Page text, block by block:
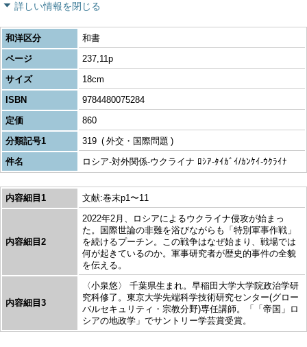
詳しい情報を閉じる
和洋区分
和書
ページ
237,11p
サイズ
18cm
ISBN
9784480075284
定価
860
分類記号1
319
外交・国際問題
件名
ロシア-対外関係-ウクライナ ﾛｼｱ-ﾀｲｶﾞｲ/ｶﾝｹｲ-ｳｸﾗｲﾅ
内容細目1 文献:巻末p1〜11
内容細目2
2022年2月、ロシアによるウクライナ侵攻が始まっ
た。国際世論の非難を浴びながらも「特別軍事作戦」
を続けるプーチン。この戦争はなぜ始まり、戦場では
何が起きているのか。軍事研究者が歴史的事件の全貌
を伝える。
内容細目3
〈小泉悠〉 千葉県生まれ。早稲田大学大学院政治学研
究科修了。東京大学先端科学技術研究センター(グロー
バルセキュリティ・宗教分野)専任講師。「「帝国」ロ
シアの地政学」でサントリー学芸賞受賞。